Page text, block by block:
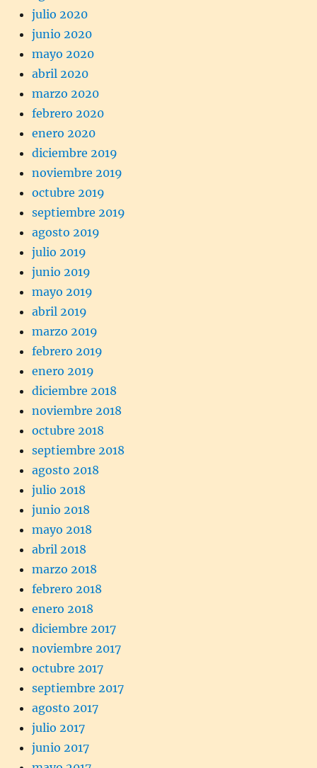
julio 2020
junio 2020
mayo 2020
abril 2020
marzo 2020
febrero 2020
enero 2020
diciembre 2019
noviembre 2019
octubre 2019
septiembre 2019
agosto 2019
julio 2019
junio 2019
mayo 2019
abril 2019
marzo 2019
febrero 2019
enero 2019
diciembre 2018
noviembre 2018
octubre 2018
septiembre 2018
agosto 2018
julio 2018
junio 2018
mayo 2018
abril 2018
marzo 2018
febrero 2018
enero 2018
diciembre 2017
noviembre 2017
octubre 2017
septiembre 2017
agosto 2017
julio 2017
junio 2017